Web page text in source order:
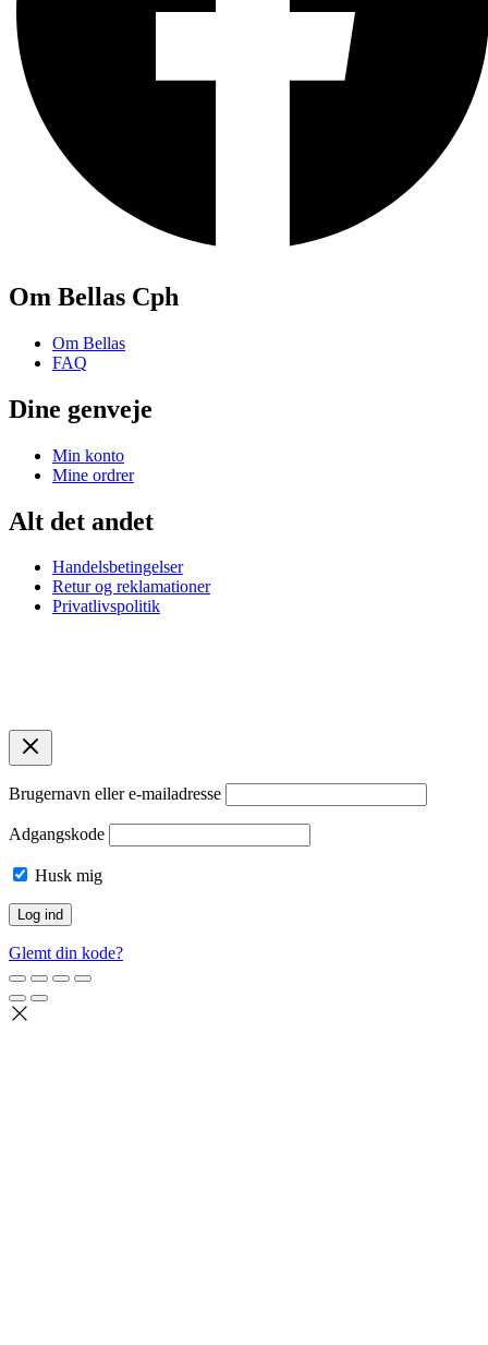
Om Bellas Cph
Om Bellas
FAQ
Dine genveje
Min konto
Mine ordrer
Alt det andet
Handelsbetingelser
Retur og reklamationer
Privatlivspolitik
Brugernavn eller e-mailadresse
Adgangskode
Husk mig
Glemt din kode?